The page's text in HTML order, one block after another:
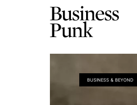
BUSINESS & BEYOND